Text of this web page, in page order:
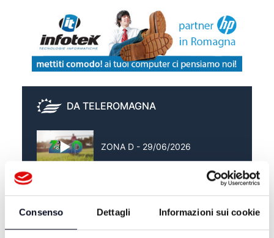
Consenso Dettagli Informazioni sui cookie
DA TELEROMAGNA
ZONA D - 29/06/2026
ZONA D - 15/06/2026